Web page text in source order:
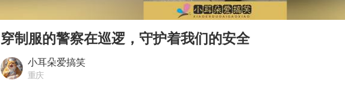
瑞众保险员工爆料公司违规行为
向鹏0-3不敌张本智和
穿制服的警察在巡逻，守护着我们的安全
小耳朵爱搞笑
重庆